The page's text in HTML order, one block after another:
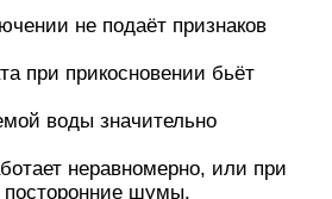
не подаёт признаков
при прикосновении бьёт
воды значительно
неравномерно, или при
посторонние шумы.